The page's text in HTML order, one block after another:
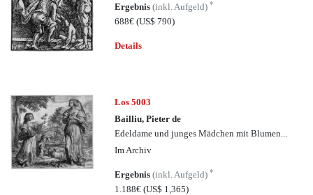
Ergebnis(inkl. Aufgeld)*
688€(US$ 790)
Details
Los 5003
Bailliu, Pieter de
Edeldame und junges Mädchen mit Blumen...
Im Archiv
Ergebnis(inkl. Aufgeld)*
1.188€(US$ 1,365)